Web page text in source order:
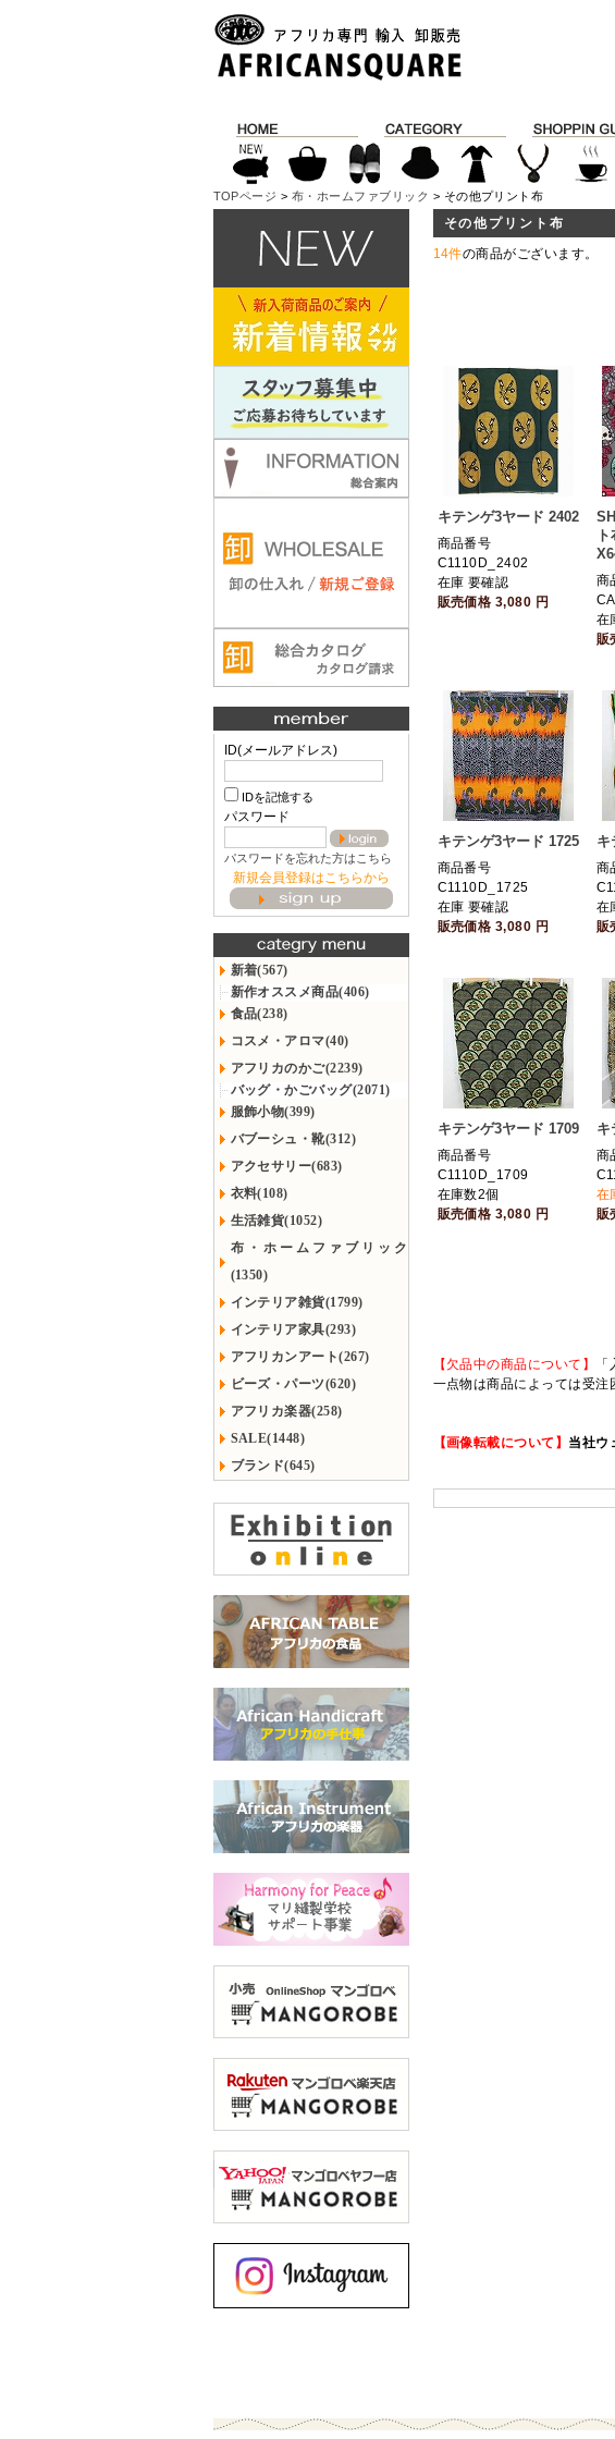
TOPページ > 布・ホームファブリック > その他プリント布
ID(メールアドレス)
IDを記憶する
パスワード
パスワードを忘れた方はこちら
新規会員登録はこちらから
新着(567)
新作オススメ商品(406)
食品(238)
コスメ・アロマ(40)
アフリカのかご(2239)
バッグ・かごバッグ(2071)
服飾小物(399)
バブーシュ・靴(312)
アクセサリー(683)
衣料(108)
生活雑貨(1052)
布・ホームファブリック
(1350)
インテリア雑貨(1799)
インテリア家具(293)
アフリカンアート(267)
ビーズ・パーツ(620)
アフリカ楽器(258)
SALE(1448)
ブランド(645)
その他プリント布
14件の商品がございます。
キテンゲ3ヤード 2402
商品番号
C1110D_2402
在庫 要確認
販売価格 3,080 円
商
在
販
キテンゲ3ヤード 1725
商品番号
C1110D_1725
在庫 要確認
販売価格 3,080 円
キ
商
在
販
キテンゲ3ヤード 1709
商品番号
C1110D_1709
在庫数2個
販売価格 3,080 円
キ
商
在
販
【欠品中の商品について】
一点物は商品によっては受注
【画像転載について】 当社ウ